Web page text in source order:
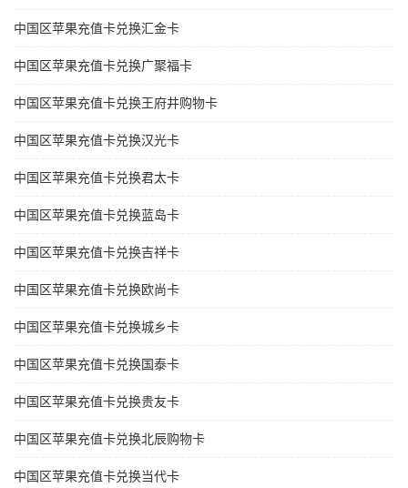
中国区苹果充值卡兑换汇金卡
中国区苹果充值卡兑换广聚福卡
中国区苹果充值卡兑换王府井购物卡
中国区苹果充值卡兑换汉光卡
中国区苹果充值卡兑换君太卡
中国区苹果充值卡兑换蓝岛卡
中国区苹果充值卡兑换吉祥卡
中国区苹果充值卡兑换欧尚卡
中国区苹果充值卡兑换城乡卡
中国区苹果充值卡兑换国泰卡
中国区苹果充值卡兑换贵友卡
中国区苹果充值卡兑换北辰购物卡
中国区苹果充值卡兑换当代卡